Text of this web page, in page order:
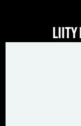
LIITY